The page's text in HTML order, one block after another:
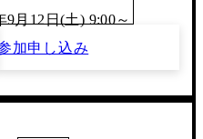
9月12日(土) 9:00～
加申し込み